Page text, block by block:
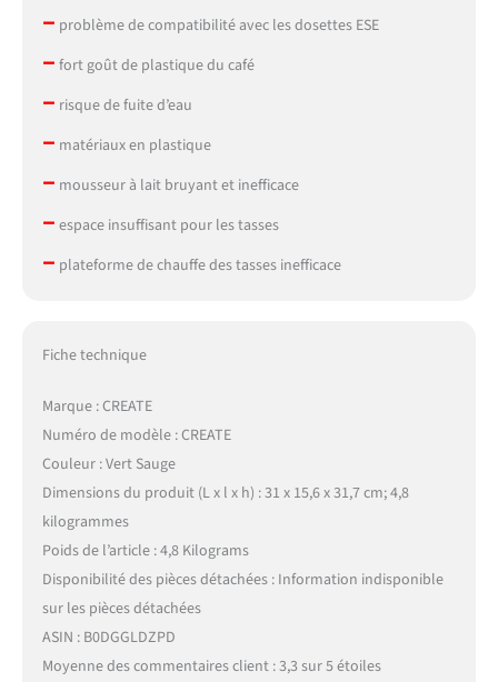
– problème de compatibilité avec les dosettes ESE
– fort goût de plastique du café
– risque de fuite d’eau
– matériaux en plastique
– mousseur à lait bruyant et inefficace
– espace insuffisant pour les tasses
– plateforme de chauffe des tasses inefficace
Fiche technique
Marque : CREATE
Numéro de modèle : CREATE
Couleur : Vert Sauge
Dimensions du produit (L x l x h) : 31 x 15,6 x 31,7 cm; 4,8
kilogrammes
Poids de l’article : 4,8 Kilograms
Disponibilité des pièces détachées : Information indisponible
sur les pièces détachées
ASIN : B0DGGLDZPD
Moyenne des commentaires client : 3,3 sur 5 étoiles